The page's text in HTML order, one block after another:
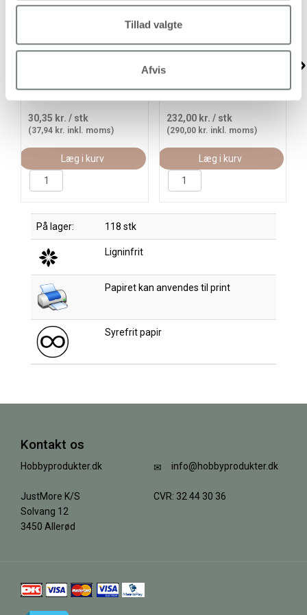
Tillad valgte
Afvis
30,35 kr. / stk
(37,94 kr. inkl. moms)
Læg i kurv
232,00 kr. / stk
(290,00 kr. inkl. moms)
Læg i kurv
På lager: 118 stk
Ligninfrit
Papiret kan anvendes til print
Syrefrit papir
Kontakt os
Hobbyprodukter.dk
JustMore K/S
Solvang 12
3450 Allerød
info@hobbyprodukter.dk
CVR: 32 44 30 36